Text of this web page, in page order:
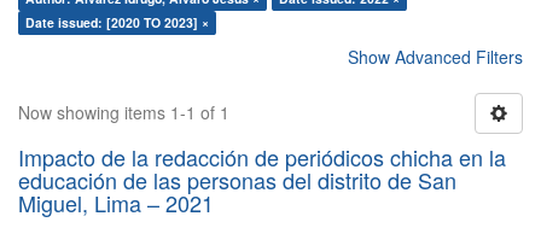
Date issued: [2020 TO 2023] ×
Show Advanced Filters
Now showing items 1-1 of 1
Impacto de la redacción de periódicos chicha en la
educación de las personas del distrito de San
Miguel, Lima – 2021